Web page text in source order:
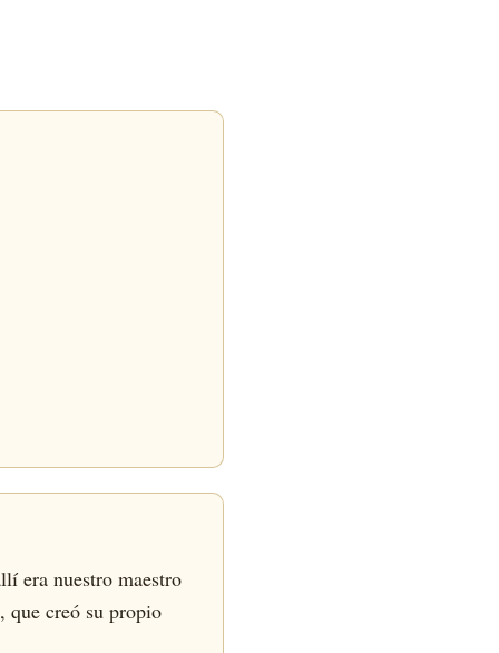
era nuestro maestro
que creó su propio